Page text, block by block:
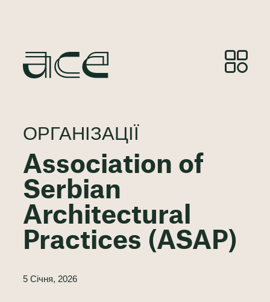
ОРГАНІЗАЦІЇ
Association of
Serbian
Architectural
Practices (ASAP)
5 Січня, 2026